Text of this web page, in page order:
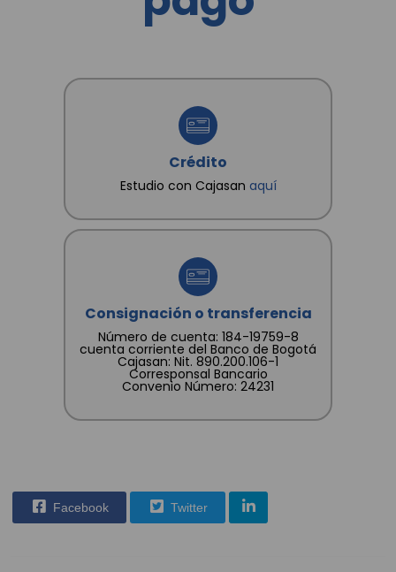
DE SUBSIDIO FAMILIAR "CAJASAN" les dé
tratamiento conforme a las finalidades
Crédito
Estudio con Cajasan aquí
Consignación o transferencia
Número de cuenta: 184-19759-8
cuenta corriente del Banco de Bogotá
Cajasan: Nit. 890.200.106-1
Corresponsal Bancario
Convenio Número: 24231
Facebook Twitter